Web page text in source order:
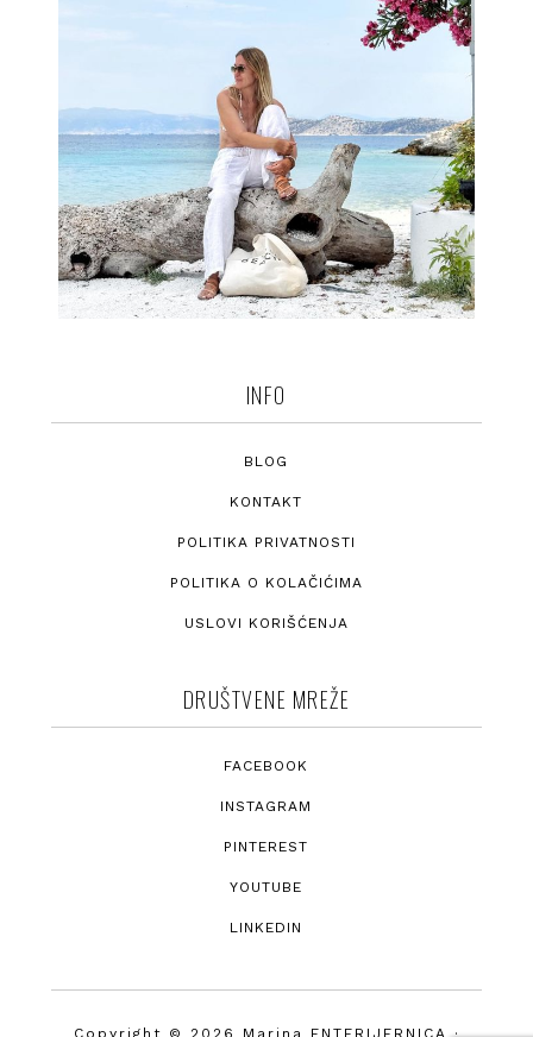
INFO
BLOG
KONTAKT
POLITIKA PRIVATNOSTI
POLITIKA O KOLAČIĆIMA
USLOVI KORIŠĆENJA
DRUŠTVENE MREŽE
FACEBOOK
INSTAGRAM
PINTEREST
YOUTUBE
LINKEDIN
Copyright © 2026 Marina ENTERIJERNICA ·